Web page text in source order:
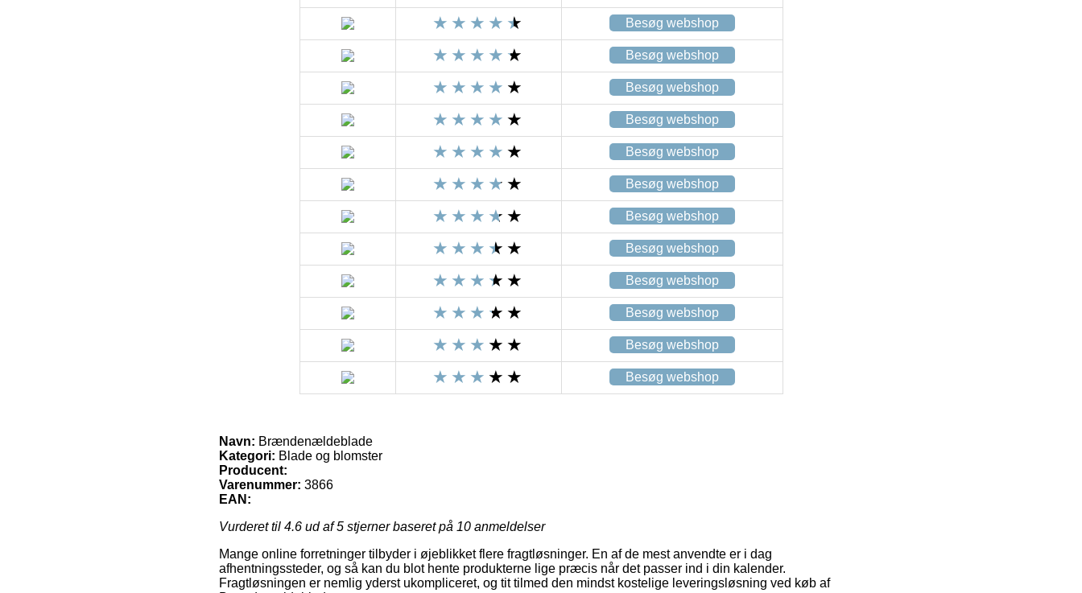
Besøg webshop
Besøg webshop
Besøg webshop
Besøg webshop
Besøg webshop
Besøg webshop
Besøg webshop
Besøg webshop
Besøg webshop
Besøg webshop
Besøg webshop
Besøg webshop
Navn: Brændenældeblade
Kategori: Blade og blomster
Producent:
Varenummer: 3866
EAN:
Vurderet til 4.6 ud af 5 stjerner baseret på 10 anmeldelser
Mange online forretninger tilbyder i øjeblikket flere fragtløsninger. En af de mest anvendte er i dag
afhentningssteder, og så kan du blot hente produkterne lige præcis når det passer ind i din kalender.
Fragtløsningen er nemlig yderst ukompliceret, og tit tilmed den mindst kostelige leveringsløsning ved køb af